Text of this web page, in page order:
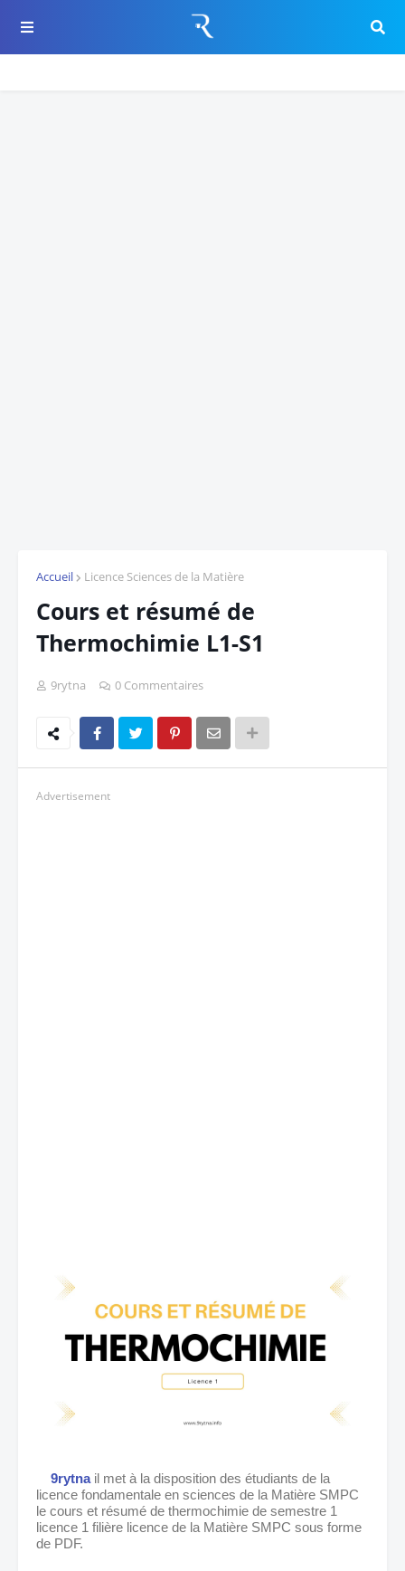
Accueil Licence Sciences de la Matière
Cours et résumé de
Thermochimie L1-S1
9rytna 0 Commentaires
Advertisement
9rytna il met à la disposition des étudiants de la
licence fondamentale en sciences de la Matière SMPC
le cours et résumé de thermochimie de semestre 1
licence 1 filière licence de la Matière SMPC sous forme
de PDF.